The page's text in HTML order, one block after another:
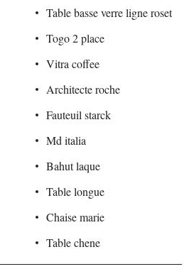
Table basse verre ligne roset
Togo 2 place
Vitra coffee
Architecte roche
Fauteuil starck
Md italia
Bahut laque
Table longue
Chaise marie
Table chene